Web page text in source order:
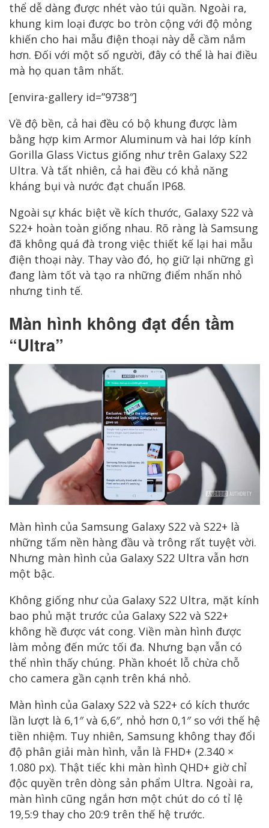
thể dễ dàng được nhét vào túi quần. Ngoài ra,
khung kim loại được bo tròn cộng với độ mỏng
khiến cho hai mẫu điện thoại này dễ cầm nắm
hơn. Đối với một số người, đây có thể là hai điều
mà họ quan tâm nhất.
[envira-gallery id=”9738″]
Về độ bền, cả hai đều có bộ khung được làm
bằng hợp kim Armor Aluminum và hai lớp kính
Gorilla Glass Victus giống như trên Galaxy S22
Ultra. Và tất nhiên, cả hai đều có khả năng
kháng bụi và nước đạt chuẩn IP68.
Ngoài sự khác biệt về kích thước, Galaxy S22 và
S22+ hoàn toàn giống nhau. Rõ ràng là Samsung
đã không quá đà trong việc thiết kế lại hai mẫu
điện thoại này. Thay vào đó, họ giữ lại những gì
đang làm tốt và tạo ra những điểm nhấn nhỏ
nhưng tinh tế.
Màn hình không đạt đến tầm
“Ultra”
Màn hình của Samsung Galaxy S22 và S22+ là
những tấm nền hàng đầu và trông rất tuyệt vời.
Nhưng màn hình của Galaxy S22 Ultra vẫn hơn
một bậc.
Không giống như của Galaxy S22 Ultra, mặt kính
bao phủ mặt trước của Galaxy S22 và S22+
không hề được vát cong. Viền màn hình được
làm mỏng đến mức tối đa. Nhưng bạn vẫn có
thể nhìn thấy chúng. Phần khoét lỗ chừa chỗ
cho camera gần cạnh trên khá nhỏ.
Màn hình của Galaxy S22 và S22+ có kích thước
lần lượt là 6,1″ và 6,6″, nhỏ hơn 0,1″ so với thế hệ
tiền nhiệm. Tuy nhiên, Samsung không thay đổi
độ phân giải màn hình, vẫn là FHD+ (2.340 ×
1.080 px). Thật tiếc khi màn hình QHD+ giờ chỉ
độc quyền trên dòng sản phẩm Ultra. Ngoài ra,
màn hình cũng ngắn hơn một chút do có tỉ lệ
19,5:9 thay cho 20:9 trên thế hệ trước.